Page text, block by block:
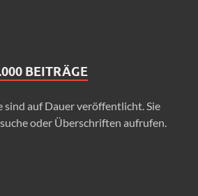
BEITRÄGE
sind auf Dauer veröffentlicht. Sie
oder Überschriften aufrufen.